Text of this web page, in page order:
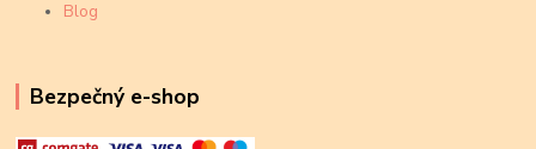
Blog
Bezpečný e-shop